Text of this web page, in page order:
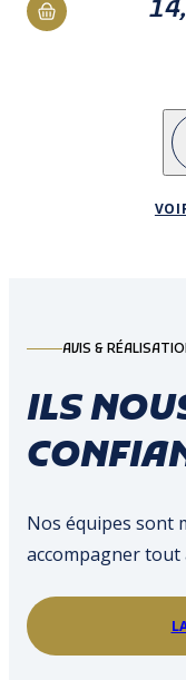
AVIS &
ILS
Nos équipes sont
accompagner